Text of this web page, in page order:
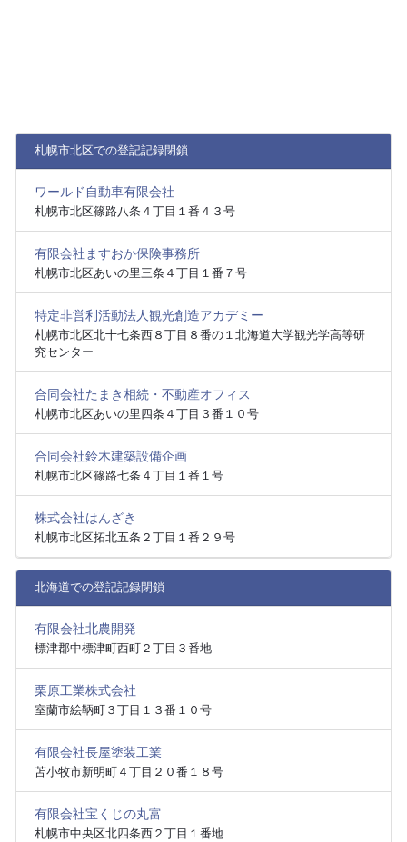
札幌市北区での登記記録閉鎖
ワールド自動車有限会社
札幌市北区篠路八条４丁目１番４３号
有限会社ますおか保険事務所
札幌市北区あいの里三条４丁目１番７号
特定非営利活動法人観光創造アカデミー
札幌市北区北十七条西８丁目８番の１北海道大学観光学高等研
究センター
合同会社たまき相続・不動産オフィス
札幌市北区あいの里四条４丁目３番１０号
合同会社鈴木建築設備企画
札幌市北区篠路七条４丁目１番１号
株式会社はんざき
札幌市北区拓北五条２丁目１番２９号
北海道での登記記録閉鎖
有限会社北農開発
標津郡中標津町西町２丁目３番地
栗原工業株式会社
室蘭市絵鞆町３丁目１３番１０号
有限会社長屋塗装工業
苫小牧市新明町４丁目２０番１８号
有限会社宝くじの丸富
札幌市中央区北四条西２丁目１番地